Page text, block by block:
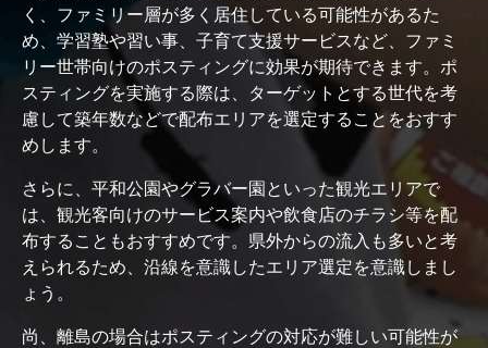
く、ファミリー層が多く居住している可能性があるた
め、学習塾や習い事、子育て支援サービスなど、ファミ
リー世帯向けのポスティングに効果が期待できます。ポ
スティングを実施する際は、ターゲットとする世代を考
慮して築年数などで配布エリアを選定することをおすす
めします。
さらに、平和公園やグラバー園といった観光エリアで
は、観光客向けのサービス案内や飲食店のチラシ等を配
布することもおすすめです。県外からの流入も多いと考
えられるため、沿線を意識したエリア選定を意識しまし
ょう。
尚、離島の場合はポスティングの対応が難しい可能性が